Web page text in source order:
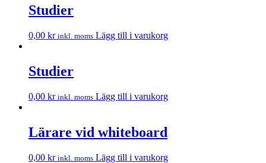
Studier
0,00 kr inkl. moms Lägg till i varukorg
Studier
0,00 kr inkl. moms Lägg till i varukorg
Lärare vid whiteboard
0,00 kr inkl. moms Lägg till i varukorg